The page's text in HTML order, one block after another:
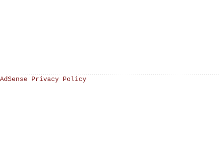
AdSense Privacy Policy